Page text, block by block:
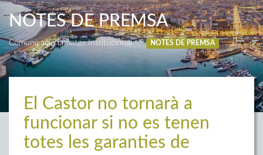
NOTES DE PREMSA
Comunicació i Imatge Institucional NOTES DE PREMSA
El Castor no tornarà a
funcionar si no es tenen
totes les garanties de